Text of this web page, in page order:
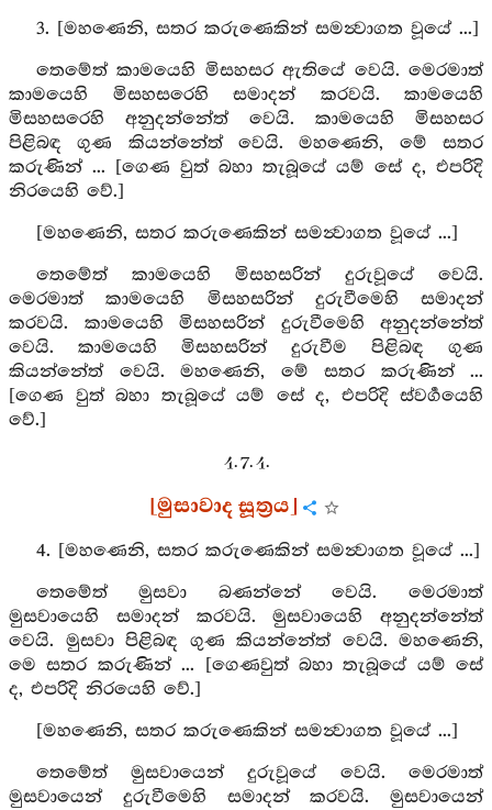
3. [මහණෙනි, සතර කරුණෙකින් සමන්‍වාගත වූයේ ...]
තෙමේත් කාමයෙහි මිසහසර ඇතියේ වෙයි. මෙරමාත්
කාමයෙහි මිසහසරෙහි සමාදන් කරවයි. කාමයෙහි
මිසහසරෙහි අනුදන්නේත් වෙයි. කාමයෙහි මිසහසර
පිළිබඳ ගුණ කියන්නේත් වෙයි. මහණෙනි, මේ සතර
කරුණින් ... [ගෙණ වුත් බහා තැබූයේ යම් සේ ද, එපරිදි
නිරයෙහි වේ.]
[මහණෙනි, සතර කරුණෙකින් සමන්‍වාගත වූයේ ...]
තෙමේත් කාමයෙහි මිසහසරින් දුරුවූයේ වෙයි.
මෙරමාත් කාමයෙහි මිසහසරින් දුරුවීමෙහි සමාදන්
කරවයි. කාමයෙහි මිසහසරින් දුරුවීමෙහි අනුදන්නේත්
වෙයි. කාමයෙහි මිසහසරින් දුරුවීම පිළිබඳ ගුණ
කියන්නේත් වෙයි. මහණෙනි, මේ සතර කරුණින් ...
[ගෙණ වුත් බහා තැබූයේ යම් සේ ද, එපරිදි ස්වර්‍ගයෙහි
වේ.]
4. 7. 4.
[මුසාවාද සූත්‍රය]
4. [මහණෙනි, සතර කරුණෙකින් සමන්‍වාගත වූයේ ...]
තෙමේත් මුසවා බණන්නේ වෙයි. මෙරමාත්
මුසවායෙහි සමාදන් කරවයි. මුසවායෙහි අනුදන්නේත්
වෙයි. මුසවා පිළිබඳ ගුණ කියන්නේත් වෙයි. මහණෙනි,
මෙ සතර කරුණින් ... [ගෙණවුත් බහා තැබූයේ යම් සේ
ද, එපරිදි නිරයෙහි වේ.]
[මහණෙනි, සතර කරුණෙකින් සමන්‍වාගත වූයේ ...]
තෙමේත් මුසවායෙන් දුරුවූයේ වෙයි. මෙරමාත්
මුසවායෙන් දුරුවීමෙහි සමාදන් කරවයි. මුසවායෙන්